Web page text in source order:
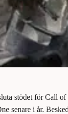
stödet för Call
senare i år.